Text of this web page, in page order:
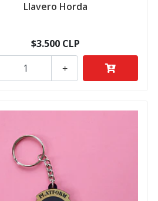
Llavero Horda
$3.500 CLP
+